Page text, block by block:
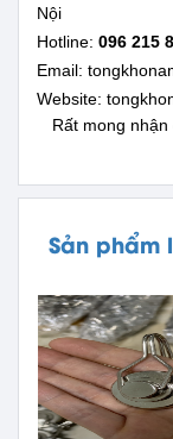
Nội
Hotline: 096 215
Email:
Website:
Rất mong
Sản phẩm